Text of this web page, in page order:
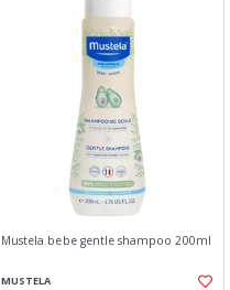
Mustela bebe gentle shampoo 200ml
MUSTELA